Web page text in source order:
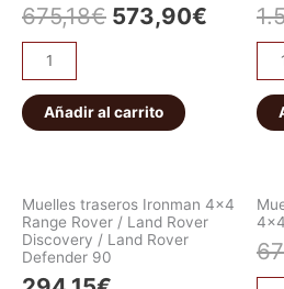
675,18€ 573,90€
Añadir al carrito
Muelles traseros Ironman 4×4
Range Rover / Land Rover
Discovery / Land Rover
Defender 90